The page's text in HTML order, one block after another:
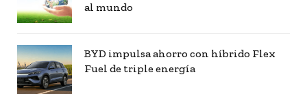
al mundo
BYD impulsa ahorro con híbrido Flex
Fuel de triple energía